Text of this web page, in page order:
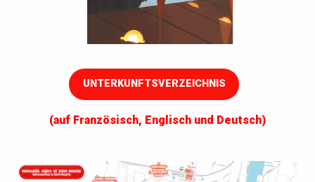
UNTERKUNFTSVERZEICHNIS
(auf Französisch, Englisch und Deutsch)